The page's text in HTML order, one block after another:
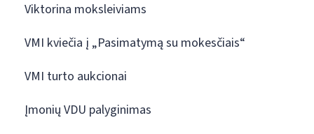
Viktorina moksleiviams
VMI kviečia į „Pasimatymą su mokesčiais“
VMI turto aukcionai
Įmonių VDU palyginimas